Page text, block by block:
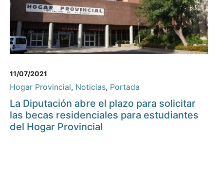
11/07/2021
Hogar Provincial, Noticias, Portada
La Diputación abre el plazo para solicitar
las becas residenciales para estudiantes
del Hogar Provincial